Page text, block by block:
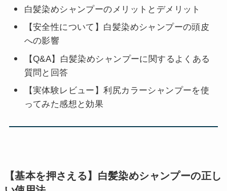
白髪染めシャンプーのメリットとデメリット
【安全性について】白髪染めシャンプーの頭皮
への影響
【Q&A】白髪染めシャンプーに関するよくある
質問と回答
【実体験レビュー】利尻カラーシャンプーを使
ってみた感想と効果
【基本を押さえる】白髪染めシャンプーの正し